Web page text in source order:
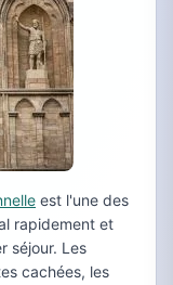
est l'une des
rapidement et
séjour. Les
cachées, les